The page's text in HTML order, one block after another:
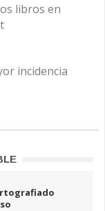
libros en
incidencia